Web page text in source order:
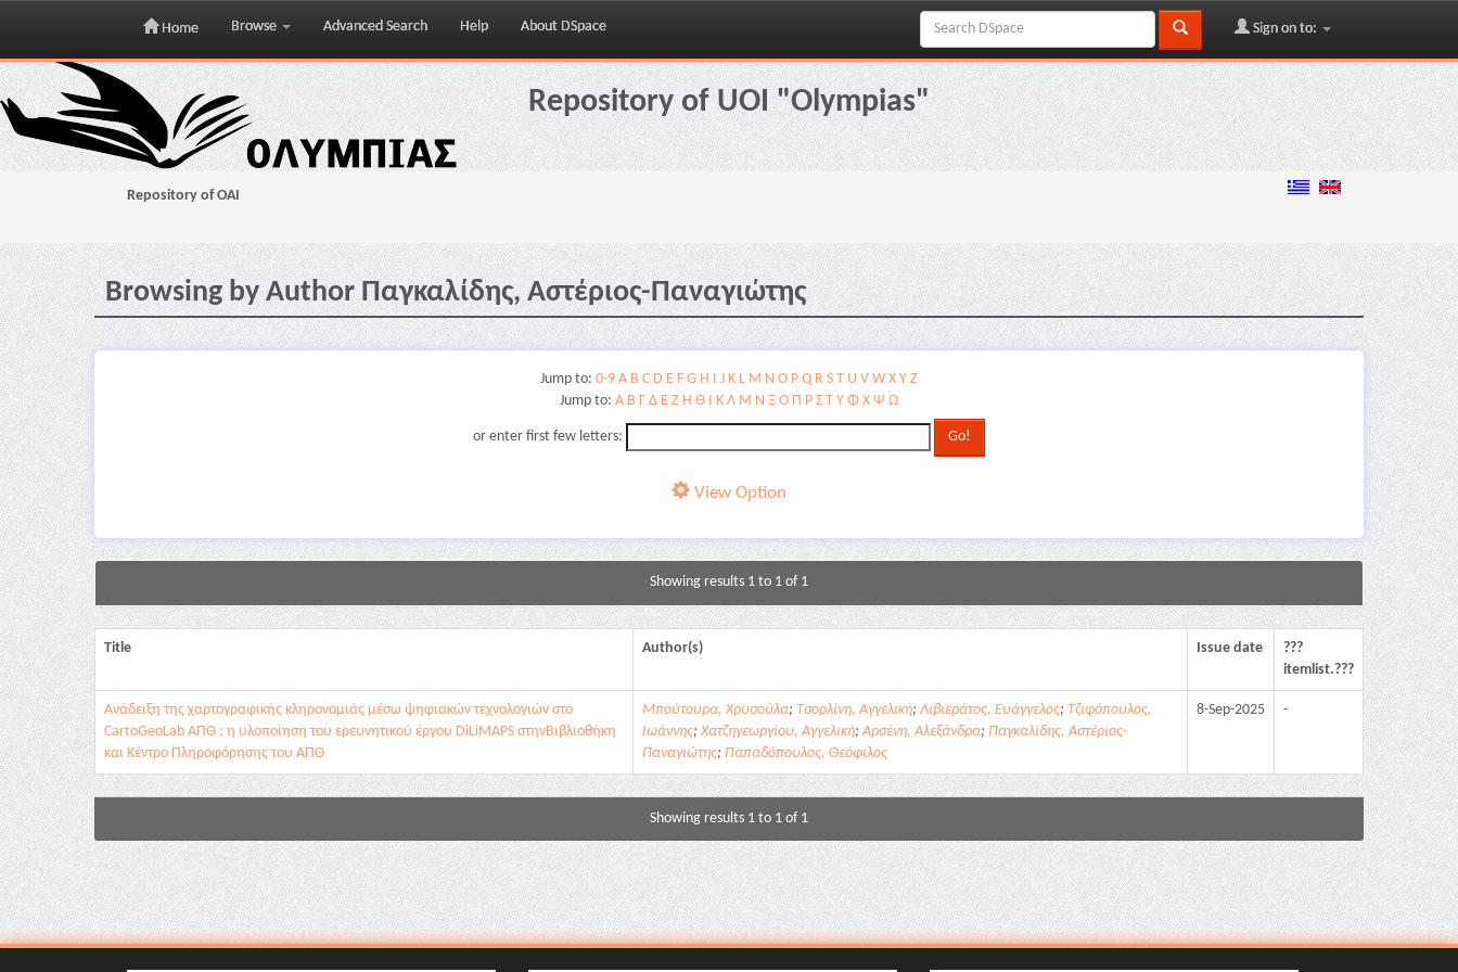
Skip
navigation
Home Browse Advanced Search Help About DSpace Sign on to:
Repository of UOI "Olympias"
Repository of OAI
Browsing by Author Παγκαλίδης, Αστέριος-Παναγιώτης
Jump to: 0-9 A B C D E F G H I J K L M N O P Q R S T U V W X Y Z
Jump to: Α Β Γ Δ Ε Ζ Η Θ Ι Κ Λ Μ Ν Ξ Ο Π Ρ Σ Τ Υ Φ Χ Ψ Ω
or enter first few letters:
View Option
Showing results 1 to 1 of 1
Title Author(s) Issue date
???
itemlist.???
Ανάδειξη της χαρτογραφικής κληρονομιάς μέσω ψηφιακών τεχνολογιών στο
CartoGeoLab ΑΠΘ : η υλοποίηση του ερευνητικού έργου DiLiMAPS στηνΒιβλιοθήκη
και Κέντρο Πληροφόρησης του ΑΠΘ
Μπούτουρα, Χρυσούλα; Τσορλίνη, Αγγελική; Λιβιεράτος, Ευάγγελος; Τζιφόπουλος,
Ιωάννης; Χατζηγεωργίου, Αγγελική;Αρσένη, Αλεξάνδρα; Παγκαλίδης, Αστέριος-
Παναγιώτης; Παπαδόπουλος, Θεόφιλος
8-Sep-2025 -
Showing results 1 to 1 of 1